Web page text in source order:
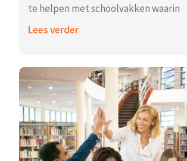
te helpen met schoolvakken waarin
Lees verder